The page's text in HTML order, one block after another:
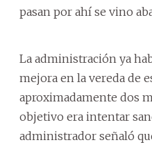
pasan por ahí se vino
La administración ya
mejora en la vereda de
aproximadamente dos
objetivo era intentar
administrador señaló